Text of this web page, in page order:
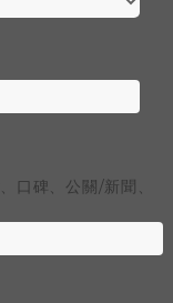
碑、公關/新聞、